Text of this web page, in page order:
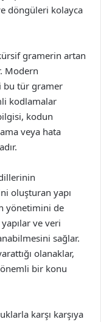
döngüleri kolayca
gramerin artan
Modern
bu tür gramer
kodlamalar
kodun
veya hata
oluşturan yapı
yönetimini de
ve veri
sağlar.
olanaklar,
önemli bir konu
karşı karşıya